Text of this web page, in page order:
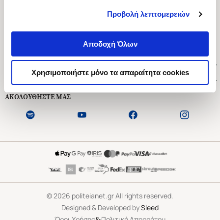
Προβολή λεπτομερειών
Αποδοχή Όλων
Χρησιμοποιήστε μόνο τα απαραίτητα cookies
Ασκληπιού 1-3, Αθήνα 106 79
Δευτέρα - Παρασκευή 09:00-21:00
Εξυπηρέτηση Πελατών
ΑΚΟΛΟΥΘΗΣΤΕ ΜΑΣ
©2026 politeianet.gr All rights reserved.
Designed & Developed bySleed